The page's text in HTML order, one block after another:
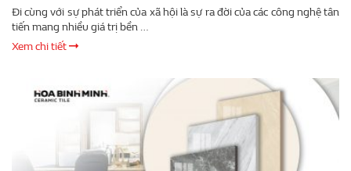
Đi cùng với sự phát triển của xã hội là sự ra đời của các công nghệ tân
tiến mang nhiều giá trị bền …
Xem chi tiết